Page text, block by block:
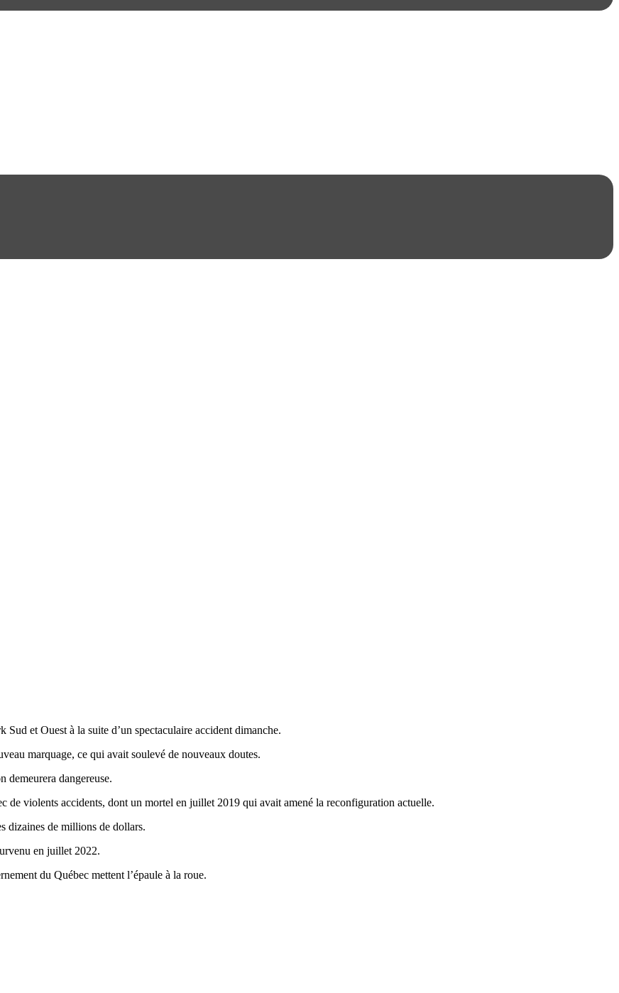
et Ouest à la suite d’un spectaculaire accident dimanche.
marquage, ce qui avait soulevé de nouveaux doutes.
demeurera dangereuse.
de violents accidents, dont un mortel en juillet 2019 qui avait amené la reconfiguration actuelle.
dizaines de millions de dollars.
en juillet 2022.
du Québec mettent l’épaule à la roue.